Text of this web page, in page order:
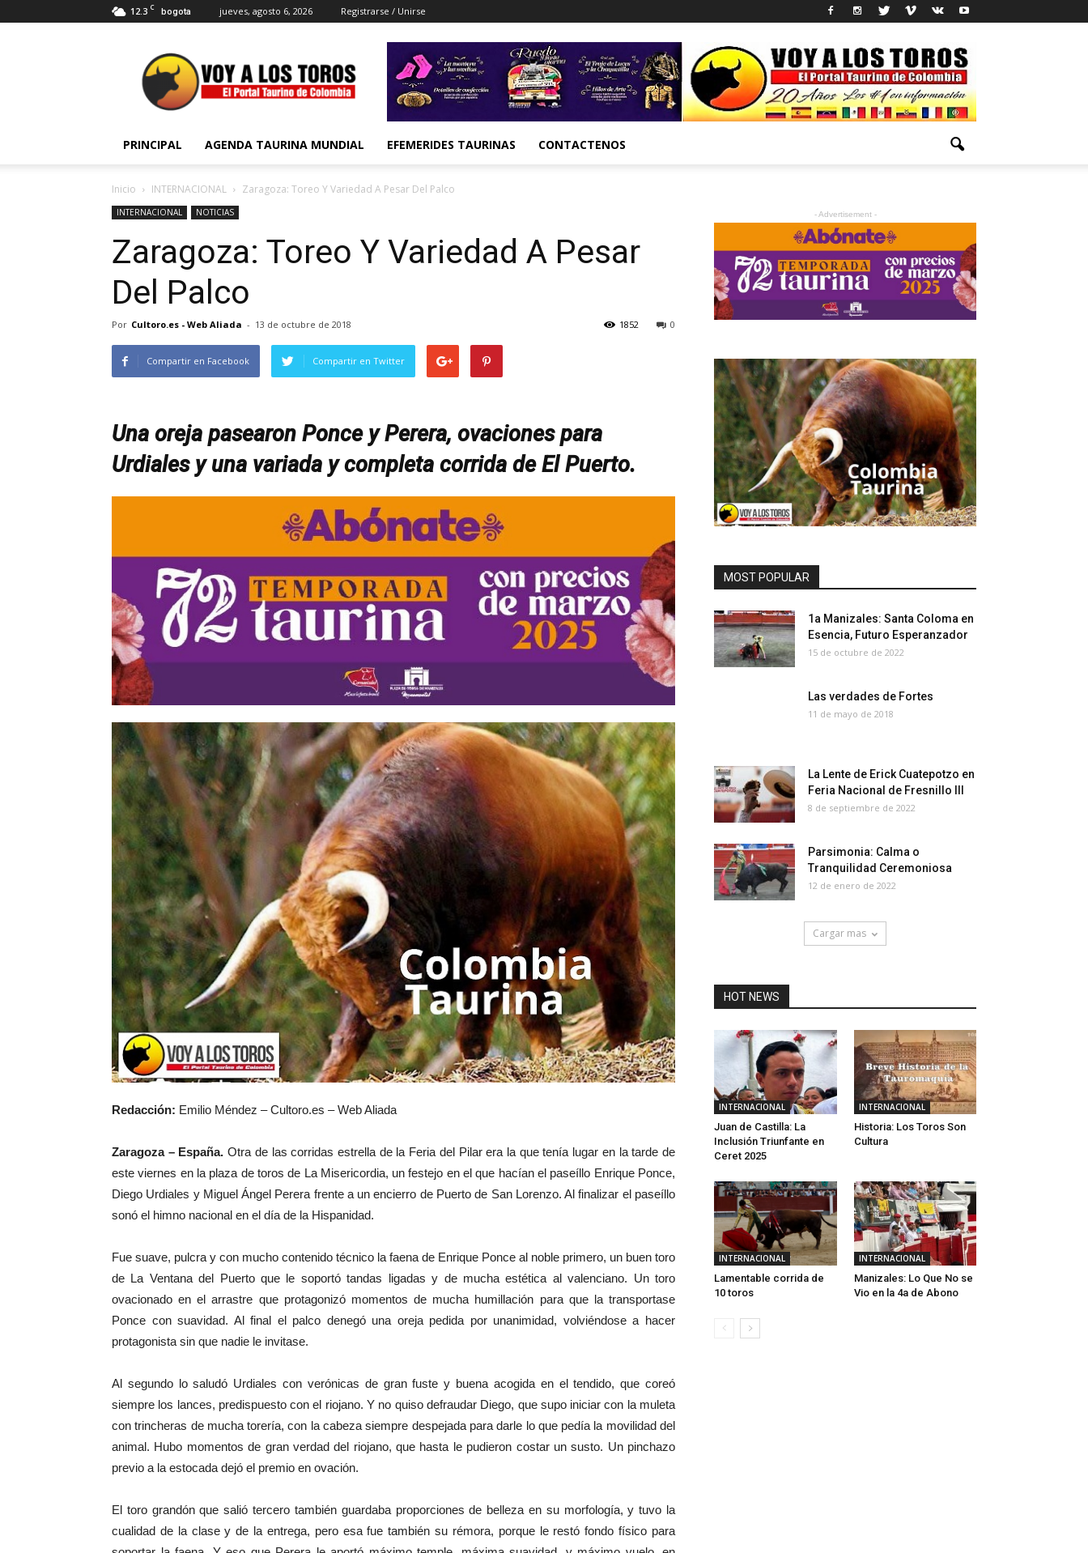
12.3 C bogota jueves, agosto 6, 2026 Registrarse / Unirse
Voy
a
Los
Toros
PRINCIPAL AGENDA TAURINA MUNDIAL EFEMERIDES TAURINAS CONTACTENOS
Inicio INTERNACIONAL Zaragoza: Toreo Y Variedad A Pesar Del Palco
INTERNACIONAL NOTICIAS
Zaragoza: Toreo Y Variedad A Pesar
Del Palco
Por Cultoro.es - Web Aliada - 13 de octubre de 2018 0
1852
Compartir en Facebook Compartir en Twitter
Una oreja pasearon Ponce y Perera, ovaciones para
Urdiales y una variada y completa corrida de El Puerto.
Redacción: Emilio Méndez – Cultoro.es – Web Aliada
Zaragoza – España. Otra de las corridas estrella de la Feria del Pilar era la que tenía lugar en la tarde de
este viernes en la plaza de toros de La Misericordia, un festejo en el que hacían el paseíllo Enrique Ponce,
Diego Urdiales y Miguel Ángel Perera frente a un encierro de Puerto de San Lorenzo. Al finalizar el paseíllo
sonó el himno nacional en el día de la Hispanidad.
Fue suave, pulcra y con mucho contenido técnico la faena de Enrique Ponce al noble primero, un buen toro
de La Ventana del Puerto que le soportó tandas ligadas y de mucha estética al valenciano. Un toro
ovacionado en el arrastre que protagonizó momentos de mucha humillación para que la transportase
Ponce con suavidad. Al final el palco denegó una oreja pedida por unanimidad, volviéndose a hacer
protagonista sin que nadie le invitase.
Al segundo lo saludó Urdiales con verónicas de gran fuste y buena acogida en el tendido, que coreó
siempre los lances, predispuesto con el riojano. Y no quiso defraudar Diego, que supo iniciar con la muleta
con trincheras de mucha torería, con la cabeza siempre despejada para darle lo que pedía la movilidad del
animal. Hubo momentos de gran verdad del riojano, que hasta le pudieron costar un susto. Un pinchazo
previo a la estocada dejó el premio en ovación.
El toro grandón que salió tercero también guardaba proporciones de belleza en su morfología, y tuvo la
cualidad de la clase y de la entrega, pero esa fue también su rémora, porque le restó fondo físico para
- Advertisement -
MOST POPULAR
1a Manizales: Santa Coloma en
Esencia, Futuro Esperanzador
15 de octubre de 2022
Las verdades de Fortes
11 de mayo de 2018
La Lente de Erick Cuatepotzo en
Feria Nacional de Fresnillo III
8 de septiembre de 2022
Parsimonia: Calma o
Tranquilidad Ceremoniosa
12 de enero de 2022
Cargar mas
HOT NEWS
INTERNACIONAL
Juan de Castilla: La
Inclusión Triunfante en
Ceret 2025
INTERNACIONAL
Historia: Los Toros Son
Cultura
INTERNACIONAL
Lamentable corrida de
10 toros
INTERNACIONAL
Manizales: Lo Que No se
Vio en la 4a de Abono